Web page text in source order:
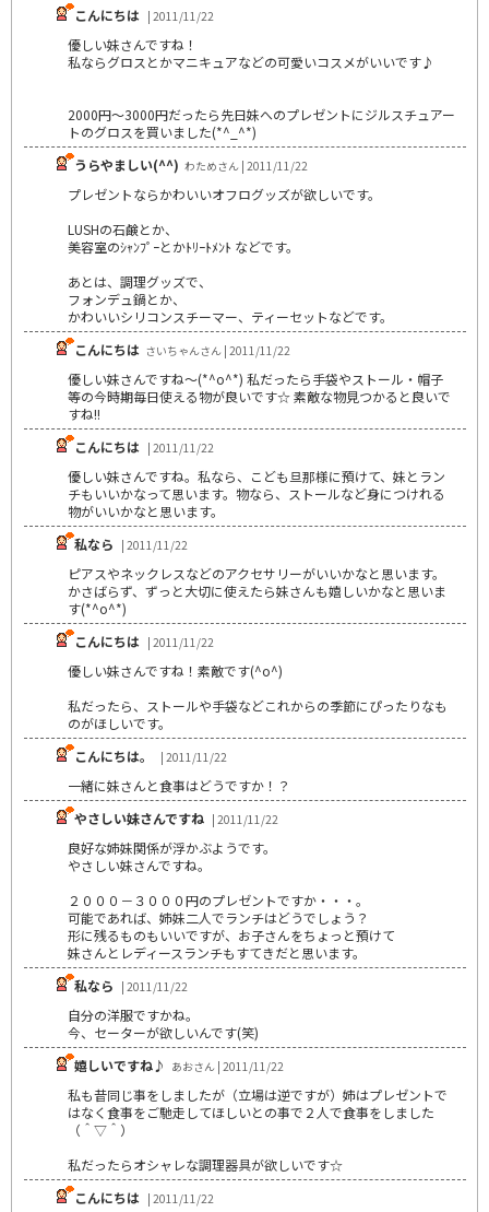
こんにちは | 2011/11/22
優しい妹さんですね！
私ならグロスとかマニキュアなどの可愛いコスメがいいです♪
2000円～3000円だったら先日妹へのプレゼントにジルスチュアー
トのグロスを買いました(*^_^*)
うらやましい(^^) わためさん | 2011/11/22
プレゼントならかわいいオフログッズが欲しいです。
LUSHの石鹸とか、
美容室のｼｬﾝﾌﾟｰとかﾄﾘｰﾄﾒﾝﾄ などです。
あとは、調理グッズで、
フォンデュ鍋とか、
かわいいシリコンスチーマー、ティーセットなどです。
こんにちは さいちゃんさん | 2011/11/22
優しい妹さんですね～(*^o^*) 私だったら手袋やストール・帽子
等の今時期毎日使える物が良いです☆ 素敵な物見つかると良いで
すね!!
こんにちは | 2011/11/22
優しい妹さんですね。私なら、こども旦那様に預けて、妹とラン
チもいいかなって思います。物なら、ストールなど身につけれる
物がいいかなと思います。
私なら | 2011/11/22
ピアスやネックレスなどのアクセサリーがいいかなと思います。
かさばらず、ずっと大切に使えたら妹さんも嬉しいかなと思いま
す(*^o^*)
こんにちは | 2011/11/22
優しい妹さんですね！素敵です(^o^)
私だったら、ストールや手袋などこれからの季節にぴったりなも
のがほしいです。
こんにちは。
| 2011/11/22
一緒に妹さんと食事はどうですか！？
やさしい妹さんですね | 2011/11/22
良好な姉妹関係が浮かぶようです。
やさしい妹さんですね。
２０００－３０００円のプレゼントですか・・・。
可能であれば、姉妹二人でランチはどうでしょう？
形に残るものもいいですが、お子さんをちょっと預けて
妹さんとレディースランチもすてきだと思います。
私なら | 2011/11/22
自分の洋服ですかね。
今、セーターが欲しいんです(笑)
嬉しいですね♪ あおさん | 2011/11/22
私も昔同じ事をしましたが（立場は逆ですが）姉はプレゼントで
はなく食事をご馳走してほしいとの事で２人で食事をしました
（＾▽＾）
私だったらオシャレな調理器具が欲しいです☆
こんにちは | 2011/11/22